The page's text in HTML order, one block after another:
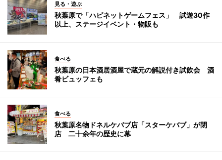
見る・遊ぶ
秋葉原で「ハピネットゲームフェス」 試遊30作
以上、ステージイベント・物販も
食べる
秋葉原の日本酒居酒屋で蔵元の解説付き試飲会 酒
肴ビュッフェも
食べる
秋葉原名物ドネルケバブ店「スターケバブ」が閉
店 二十余年の歴史に幕